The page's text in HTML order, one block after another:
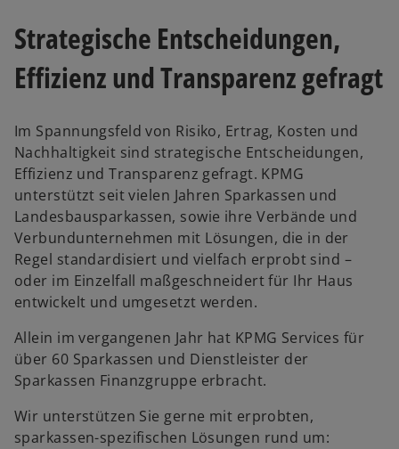
Strategische Entscheidungen,
Effizienz und Transparenz gefragt
Im Spannungsfeld von Risiko, Ertrag, Kosten und
Nachhaltigkeit sind strategische Entscheidungen,
Effizienz und Transparenz gefragt. KPMG
unterstützt seit vielen Jahren Sparkassen und
Landesbausparkassen, sowie ihre Verbände und
Verbundunternehmen mit Lösungen, die in der
Regel standardisiert und vielfach erprobt sind –
oder im Einzelfall maßgeschneidert für Ihr Haus
entwickelt und umgesetzt werden.
Allein im vergangenen Jahr hat KPMG Services für
über 60 Sparkassen und Dienstleister der
Sparkassen Finanzgruppe erbracht.
Wir unterstützen Sie gerne mit erprobten,
sparkassen-spezifischen Lösungen rund um: